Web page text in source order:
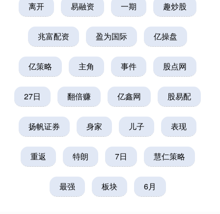
离开 易融资 一期 趣炒股
兆富配资 盈为国际 亿操盘
亿策略 主角 事件 股点网
27日 翻倍赚 亿鑫网 股易配
扬帆证券 身家 儿子 表现
重返 特朗 7日 慧仁策略
最强 板块 6月